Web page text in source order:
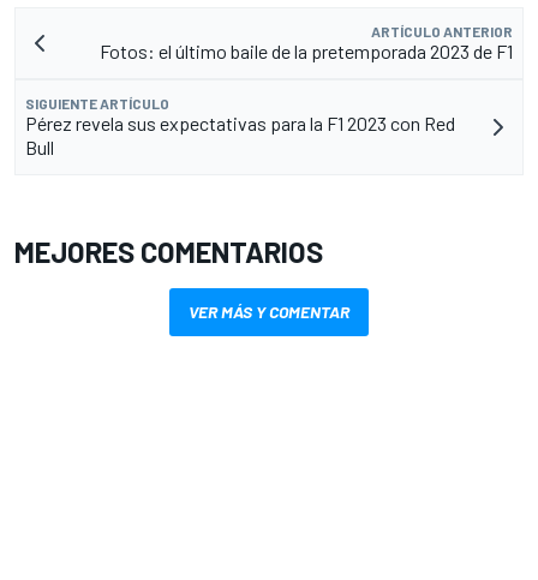
ARTÍCULO ANTERIOR
Fotos: el último baile de la pretemporada 2023 de F1
SIGUIENTE ARTÍCULO
Pérez revela sus expectativas para la F1 2023 con Red
Bull
MEJORES COMENTARIOS
VER MÁS Y COMENTAR